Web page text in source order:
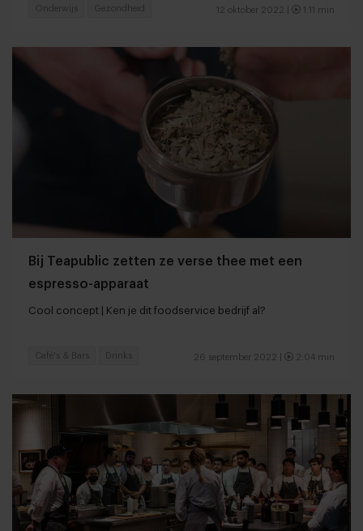
12 oktober 2022 | 1:11 min
Onderwijs Gezondheid
Bij Teapublic zetten ze verse thee met een
espresso-apparaat
Cool concept | Ken je dit foodservice bedrijf al?
26 september 2022 | 2:04 min
Café's & Bars Drinks